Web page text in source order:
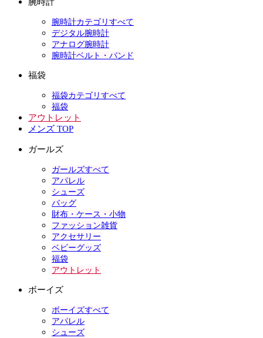
腕時計カテゴリすべて
デジタル腕時計
アナログ腕時計
腕時計ベルト・バンド
福袋
福袋カテゴリすべて
福袋
アウトレット
メンズ TOP
ガールズ
ガールズすべて
アパレル
シューズ
バッグ
財布・ケース・小物
ファッション雑貨
アクセサリー
ベビーグッズ
福袋
アウトレット
ボーイズ
ボーイズすべて
アパレル
シューズ